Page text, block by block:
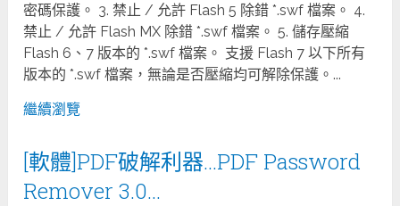
密碼保護。 3. 禁止 / 允許 Flash 5 除錯 *.swf 檔案。 4.
禁止 / 允許 Flash MX 除錯 *.swf 檔案。 5. 儲存壓縮
Flash 6、7 版本的 *.swf 檔案。 支援 Flash 7 以下所有
版本的 *.swf 檔案，無論是否壓縮均可解除保護。...
繼續瀏覽
[軟體]PDF破解利器…PDF Password
Remover 3.0…